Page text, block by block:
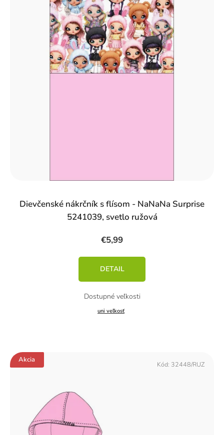
Dievčenské nákrčník s flísom - NaNaNa Surprise
5241039, svetlo ružová
€5,99
DETAIL
uni veľkosť
Akcia
Kód: 32448/RUZ